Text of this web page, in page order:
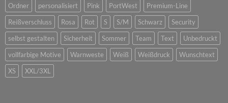
Ordner
personalisiert Pink PortWest
Premium-Line
Reißverschluss
Rosa Rot S S/M Schwarz
Security
selbst gestalten
Sicherheit Sommer Team Text
Unbedruckt
vollfarbige Motive
Warnweste Weiß Weißdruck
Wunschtext
XS
XXL/3XL